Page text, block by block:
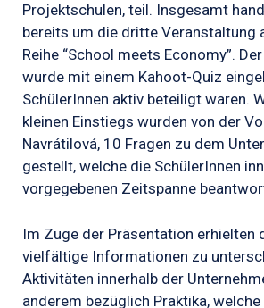
Projektschulen, teil. Insgesamt
bereits um die dritte Veranstaltung
Reihe “School meets Economy”.
wurde mit einem Kahoot-Quiz
SchülerInnen aktiv beteiligt waren.
kleinen Einstiegs wurden von der
Navrátilová, 10 Fragen zu dem
gestellt, welche die SchülerInnen
vorgegebenen Zeitspanne
Im Zuge der Präsentation erhielten
vielfältige Informationen zu
Aktivitäten innerhalb der
anderem bezüglich Praktika, welche